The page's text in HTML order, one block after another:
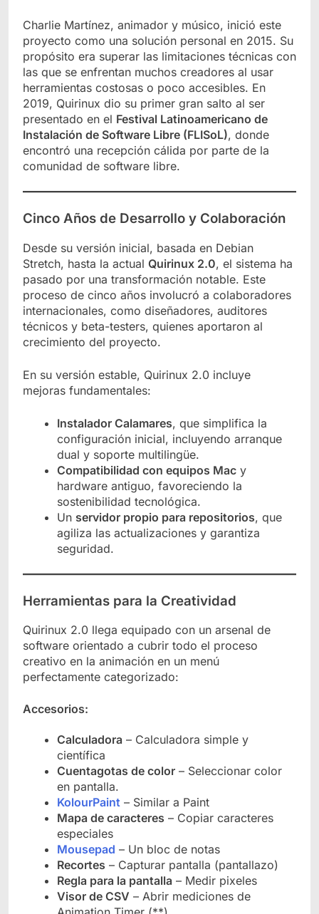
Charlie Martínez, animador y músico, inició este
proyecto como una solución personal en 2015. Su
propósito era superar las limitaciones técnicas con
las que se enfrentan muchos creadores al usar
herramientas costosas o poco accesibles. En
2019, Quirinux dio su primer gran salto al ser
presentado en el Festival Latinoamericano de
Instalación de Software Libre (FLISoL), donde
encontró una recepción cálida por parte de la
comunidad de software libre.
Cinco Años de Desarrollo y Colaboración
Desde su versión inicial, basada en Debian
Stretch, hasta la actual Quirinux 2.0, el sistema ha
pasado por una transformación notable. Este
proceso de cinco años involucró a colaboradores
internacionales, como diseñadores, auditores
técnicos y beta-testers, quienes aportaron al
crecimiento del proyecto.
En su versión estable, Quirinux 2.0 incluye
mejoras fundamentales:
Instalador Calamares, que simplifica la
configuración inicial, incluyendo arranque
dual y soporte multilingüe.
Compatibilidad con equipos Mac y
hardware antiguo, favoreciendo la
sostenibilidad tecnológica.
Un servidor propio para repositorios, que
agiliza las actualizaciones y garantiza
seguridad.
Herramientas para la Creatividad
Quirinux 2.0 llega equipado con un arsenal de
software orientado a cubrir todo el proceso
creativo en la animación en un menú
perfectamente categorizado:
Accesorios:
Calculadora – Calculadora simple y
científica
Cuentagotas de color – Seleccionar color
en pantalla.
KolourPaint – Similar a Paint
Mapa de caracteres – Copiar caracteres
especiales
Mousepad – Un bloc de notas
Recortes – Capturar pantalla (pantallazo)
Regla para la pantalla – Medir pixeles
Visor de CSV – Abrir mediciones de